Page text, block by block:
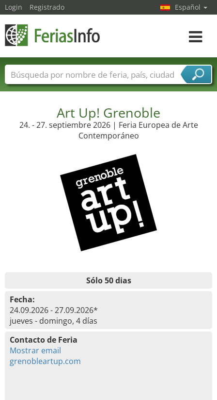
Art Up! Grenoble
24. - 27. septiembre 2026 | Feria Europea de Arte
Contemporáneo
Sólo 50 dias
Fecha:
24.09.2026 - 27.09.2026*
jueves - domingo, 4 días
Contacto de Feria
Mostrar email
grenobleartup.com
Login Registrado Español
toggle
Nombres de ferias Países
Ciudades
Sectores de proveedor de servicios